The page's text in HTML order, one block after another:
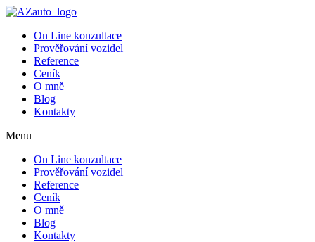
On Line konzultace
Prověřování vozidel
Reference
Ceník
O mně
Blog
Kontakty
Menu
On Line konzultace
Prověřování vozidel
Reference
Ceník
O mně
Blog
Kontakty